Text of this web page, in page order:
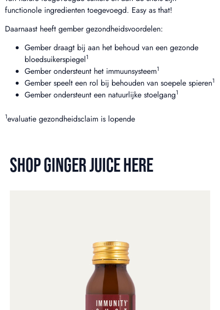
functionole ingredienten toegevoegd. Easy as that!
Daarnaast heeft gember gezondheidsvoordelen:
Gember draagt bij aan het behoud van een gezonde
bloedsuikerspiegel1
Gember ondersteunt het immuunsysteem1
Gember speelt een rol bij behouden van soepele spieren1
Gember ondersteunt een natuurlijke stoelgang1
1evaluatie gezondheidsclaim is lopende
SHOP GINGER JUICE HERE